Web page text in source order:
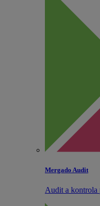
Mergado Audit
Audit a kontrola